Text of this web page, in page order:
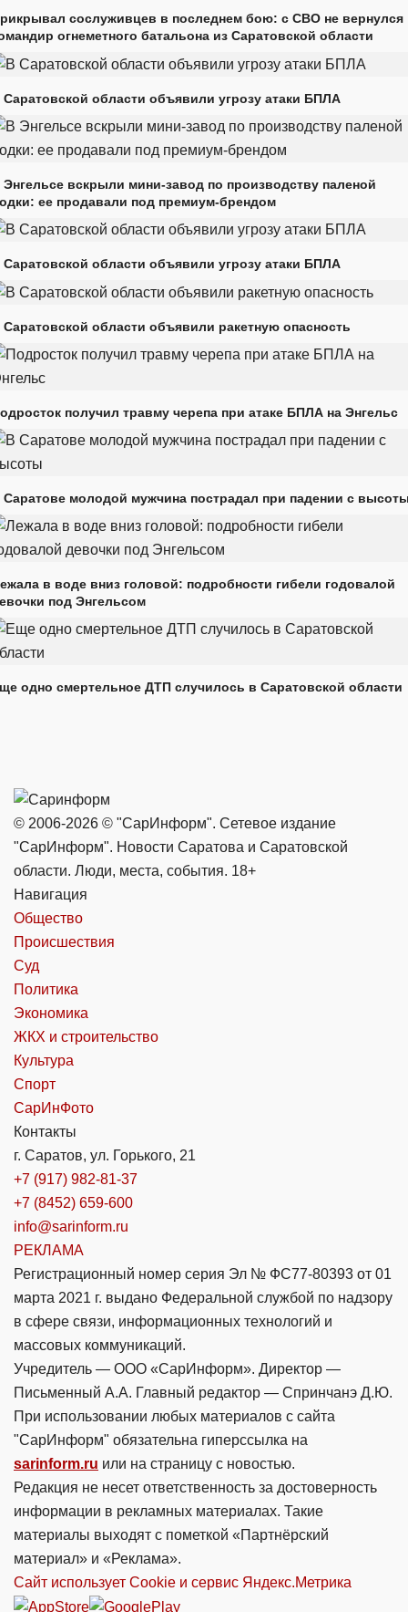
сослуживцев в последнем бою: с СВО не вернулся
огнеметного батальона из Саратовской области
Саратовской области объявили угрозу атаки БПЛА
Энгельсе вскрыли мини-завод по производству паленой
ее продавали под премиум-брендом
Саратовской области объявили угрозу атаки БПЛА
Саратовской области объявили ракетную опасность
получил травму черепа при атаке БПЛА на Энгельс
Саратове молодой мужчина пострадал при падении с
в воде вниз головой: подробности гибели годовалой
под Энгельсом
одно смертельное ДТП случилось в Саратовской области
© 2006-2026 © "СарИнформ". Сетевое издание
"СарИнформ". Новости Саратова и Саратовской
области. Люди, места, события. 18+
Навигация
Общество
Происшествия
Суд
Политика
Экономика
ЖКХ и строительство
Культура
Спорт
СарИнФото
Контакты
г. Саратов, ул. Горького, 21
+7 (917) 982-81-37
+7 (8452) 659-600
info@sarinform.ru
РЕКЛАМА
Регистрационный номер серия Эл № ФС77-80393 от 01
марта 2021 г. выдано Федеральной службой по надзору
в сфере связи, информационных технологий и
массовых коммуникаций.
Учредитель — ООО «СарИнформ». Директор —
Письменный А.А. Главный редактор — Спринчанэ Д.Ю.
При использовании любых материалов с сайта
"СарИнформ" обязательна гиперссылка на
sarinform.ru или на страницу с новостью.
Редакция не несет ответственность за достоверность
информации в рекламных материалах. Такие
материалы выходят с пометкой «Партнёрский
материал» и «Реклама».
Сайт использует Cookie и сервиc Яндекс.Метрика